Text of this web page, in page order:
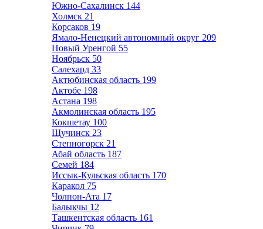
Южно-Сахалинск 144
Холмск 21
Корсаков 19
Ямало-Ненецкий автономный округ 209
Новый Уренгой 55
Ноябрьск 50
Салехард 33
Актюбинская область 199
Актобе 198
Астана 198
Акмолинская область 195
Кокшетау 100
Щучинск 23
Степногорск 21
Абай область 187
Семей 184
Иссык-Кульская область 170
Каракол 75
Чолпон-Ата 17
Балыкчы 12
Ташкентская область 161